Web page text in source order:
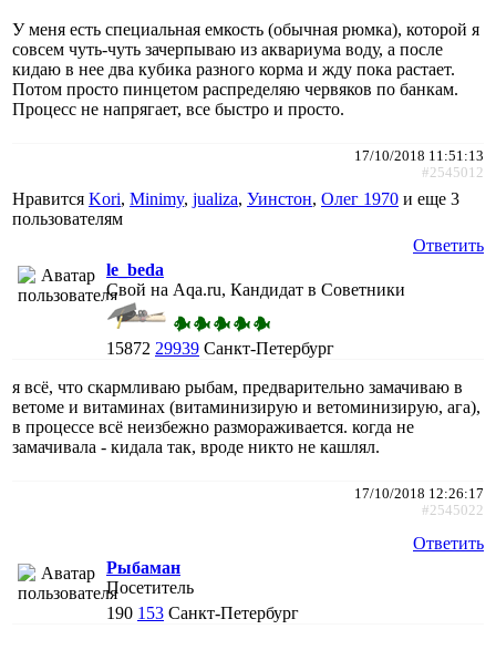
У меня есть специальная емкость (обычная рюмка), которой я
совсем чуть-чуть зачерпываю из аквариума воду, а после
кидаю в нее два кубика разного корма и жду пока растает.
Потом просто пинцетом распределяю червяков по банкам.
Процесс не напрягает, все быстро и просто.
17/10/2018 11:51:13
#2545012
Нравится Kori, Minimy, jualiza, Уинстон, Олег 1970 и еще 3
пользователям
Ответить
le_beda
Свой на Aqa.ru, Кандидат в Советники
15872 29939 Санкт-Петербург
я всё, что скармливаю рыбам, предварительно замачиваю в
ветоме и витаминах (витаминизирую и ветоминизирую, ага),
в процессе всё неизбежно размораживается. когда не
замачивала - кидала так, вроде никто не кашлял.
17/10/2018 12:26:17
#2545022
Ответить
Рыбаман
Посетитель
190 153 Санкт-Петербург